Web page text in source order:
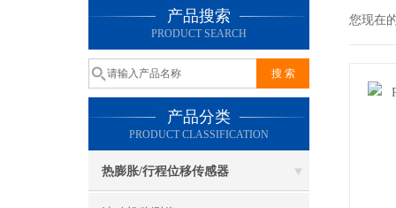
产品搜索
PRODUCT SEARCH
产品分类
PRODUCT CLASSIFICATION
热膨胀/行程位移传感器
您现在